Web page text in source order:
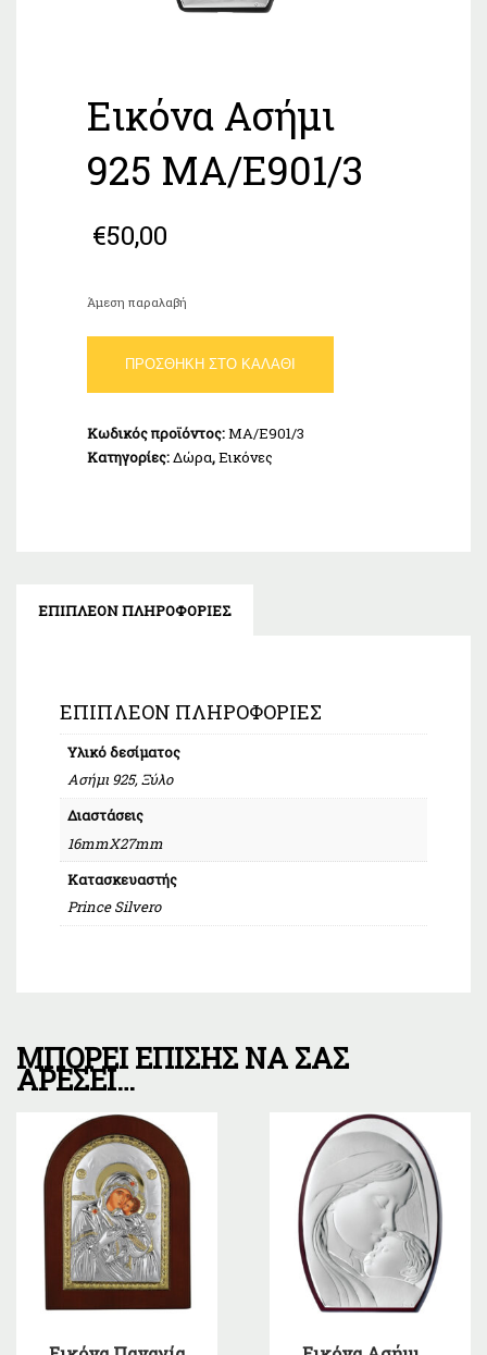
Εικόνα Ασήμι
925 ΜΑ/Ε901/3
€50,00
Άμεση παραλαβή
925
Ε901/3
ποσότητα
ΠΡΟΣΘΉΚΗ ΣΤΟ ΚΑΛΆΘΙ
Κωδικός προϊόντος:MA/E901/3
Κατηγορίες:Δώρα,Εικόνες
ΕΠΙΠΛΈΟΝ ΠΛΗΡΟΦΟΡΊΕΣ
ΕΠΙΠΛΈΟΝ ΠΛΗΡΟΦΟΡΊΕΣ
Υλικό δεσίματος
Ασήμι 925, Ξύλο
Διαστάσεις
16mmX27mm
Κατασκευαστής
Prince Silvero
ΜΠΟΡΕΊ ΕΠΊΣΗΣ ΝΑ ΣΑΣ
ΑΡΈΣΕΙ…